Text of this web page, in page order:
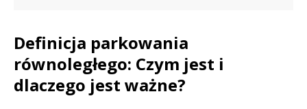
Definicja parkowania
równoległego: Czym jest i
dlaczego jest ważne?